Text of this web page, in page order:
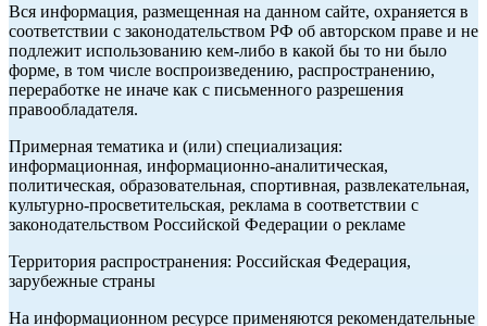
Вся информация, размещенная на данном сайте, охраняется в
соответствии с законодательством РФ об авторском праве и не
подлежит использованию кем-либо в какой бы то ни было
форме, в том числе воспроизведению, распространению,
переработке не иначе как с письменного разрешения
правообладателя.
Примерная тематика и (или) специализация:
информационная, информационно-аналитическая,
политическая, образовательная, спортивная, развлекательная,
культурно-просветительская, реклама в соответствии с
законодательством Российской Федерации о рекламе
Территория распространения: Российская Федерация,
зарубежные страны
На информационном ресурсе применяются рекомендательные